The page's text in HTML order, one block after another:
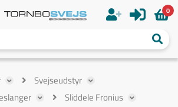
0
Svejseudstyr
Sliddele Fronius